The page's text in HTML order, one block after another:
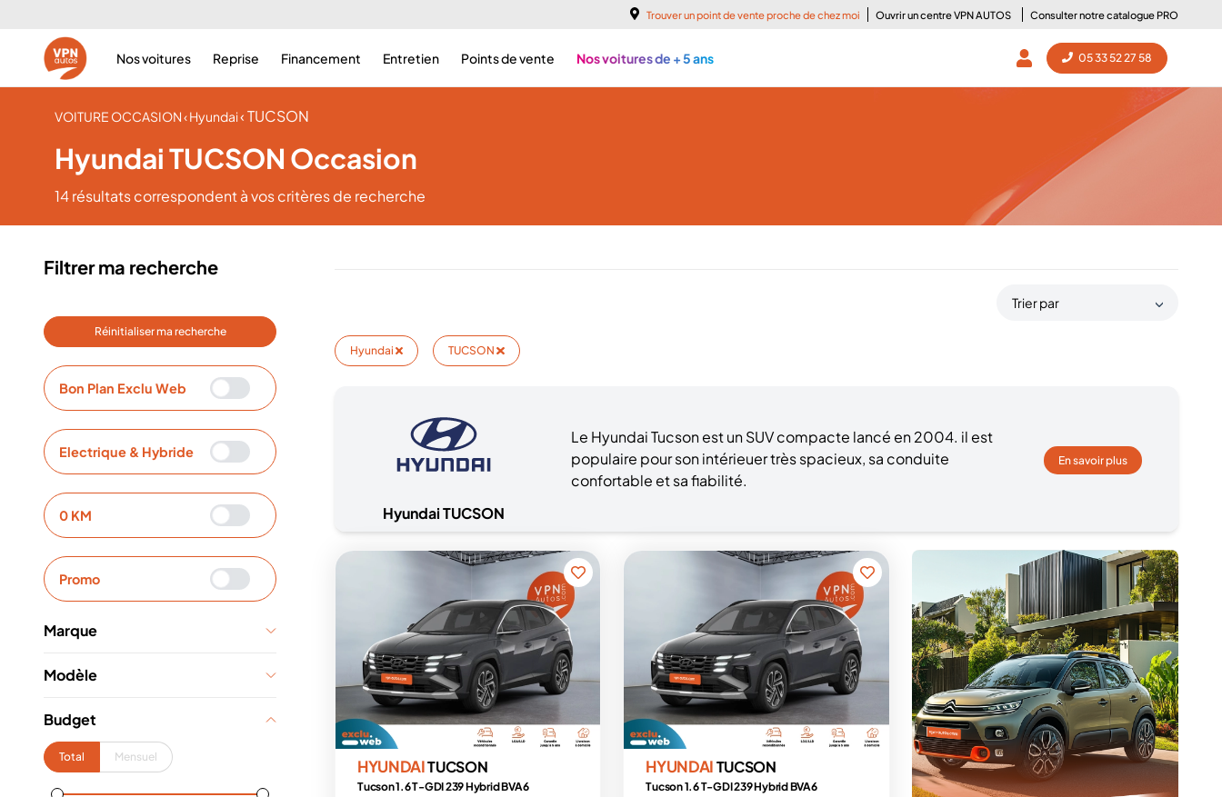
Trouver un point de vente proche de chez moi Ouvrir un centre VPN AUTOS Consulter notre catalogue PRO
05 33 52 27 58
Nos voitures Reprise Financement Entretien Points de vente Nos voitures de + 5 ans
VOITURE OCCASION‹ Hyundai‹ TUCSON
Hyundai TUCSON Occasion
14 résultatscorrespondent à vos critères de recherche
Filtrer ma recherche
Réinitialiser ma recherche
Bon Plan Exclu Web
Electrique & Hybride
0 KM
Promo
Marque
Modèle
Budget
Total Mensuel
Trier par
Hyundai TUCSON
Hyundai TUCSON
Le Hyundai Tucson est un SUV compacte lancé en 2004. il est
populaire pour son intérieuer très spacieux, sa conduite
confortable et sa fiabilité.
En savoir plus
HYUNDAITUCSON
Tucson 1.6 T-GDI 239 Hybrid BVA6
HYUNDAITUCSON
Tucson 1.6 T-GDI 239 Hybrid BVA6